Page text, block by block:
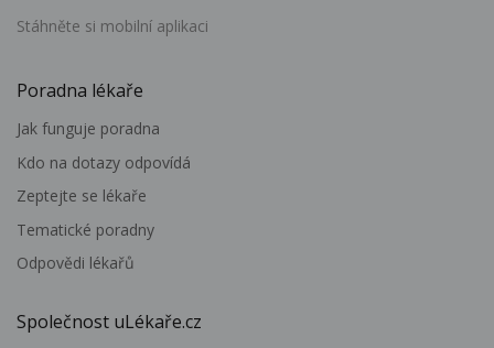
Stáhněte si mobilní aplikaci
Poradna lékaře
Jak funguje poradna
Kdo na dotazy odpovídá
Zeptejte se lékaře
Tematické poradny
Odpovědi lékařů
Společnost uLékaře.cz